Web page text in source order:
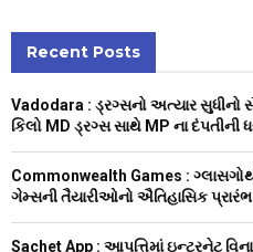
h
f
o
Recent Posts
Vadodara : ડ્રગ્સનો અત્યાર સુધીનો
કિલો MD ડ્રગ્સ સાથે MP ના દંપતીની
Commonwealth Games :
ગેમ્સની તૈયારીઓનો ઐતિહાસિક પ્રારંભ
Sachet App : આપત્તિમાં ઇન્ટરનેટ